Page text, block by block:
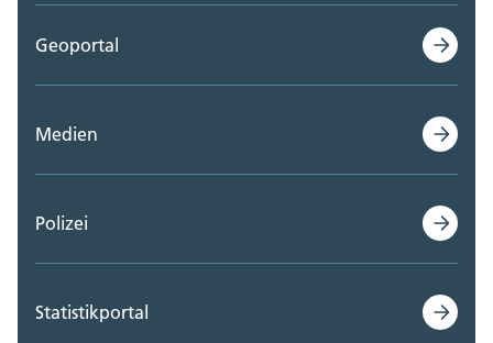
Geoportal
Medien
Polizei
Statistikportal